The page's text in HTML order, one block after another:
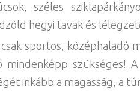
széles
hegyi tavak és
sportos, középhaladó
mindenképp szükséges!
inkább a magasság, a